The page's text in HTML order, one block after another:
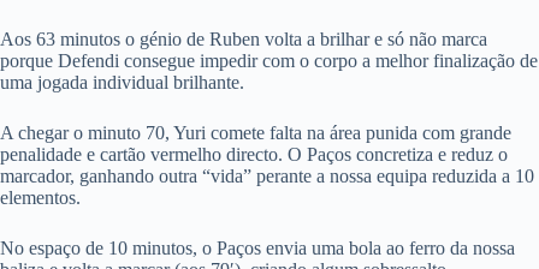
Aos 63 minutos o génio de Ruben volta a brilhar e só não marca
porque Defendi consegue impedir com o corpo a melhor finalização de
uma jogada individual brilhante.
A chegar o minuto 70, Yuri comete falta na área punida com grande
penalidade e cartão vermelho directo. O Paços concretiza e reduz o
marcador, ganhando outra “vida” perante a nossa equipa reduzida a 10
elementos.
No espaço de 10 minutos, o Paços envia uma bola ao ferro da nossa